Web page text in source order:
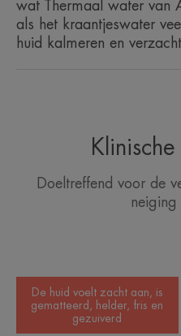
Voordeel
• REINIGEND: licht
• KALMEREND: dankzij
irriterende
TEXTUUR
wat Thermaal water van
als het kraantjeswater
huid kalmeren en
Doeltreffend voor de
De huid voelt zacht aan, is
gematteerd, helder, fris en
gezuiverd